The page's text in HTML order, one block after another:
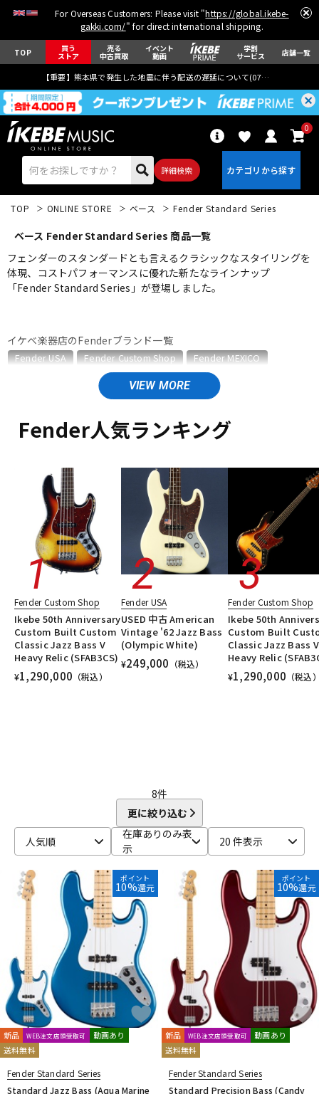
For Overseas Customers: Please visit "https://global.ikebe-
gakki.com/" for direct international shipping.
TOP 買う
ストア
売る
中古買取
イベント
動画
学割
サービス 店舗一覧
【重要】熊本県で発生した地震に伴う配送の遅延について(07月29日
詳細検索
0
エレキギター アコギ/エレアコ
ベース
パーカッション
キーボード 電子ピアノ
管楽器
アンプ エフェクター
DJ機器
DTM オンライン納品 レコーディング機器
TOP ONLINE STORE ベース Fender Standard Series
ベース Fender Standard Series 商品一覧
フェンダーのスタンダードとも言えるクラシックなスタイリングを
体現、コストパフォーマンスに優れた新たなラインナップ
「Fender Standard Series」が登場しました。
イケベ楽器店のFenderブランド一覧
Fender USA Fender Custom Shop
Fender MEXICO
Fender Made in Japan
Fender Standard Series
Fender Japan
Fender Standard Series のカテゴリ
エレキギター/テレキャスター・TLタイプ
ベース
ベース/プレシジョンベースタイプ・PBタイプ
ベース/ジャズベースタイプ・JBタイプ
ユーズド
ヴィンテージ
ALL
Fender人気ランキング
Fender Custom Shop
Ikebe 50th Anniversary
Custom Built Custom
Classic Jazz Bass V
Heavy Relic (SFAB3CS)
¥1,290,000 （税込）
Fender USA
USED 中古 American
Vintage '62 Jazz Bass
(Olympic White)
¥249,000 （税込）
Fender Custom Shop
Ikebe 50th
Custom Built
Classic Jazz Bass V
Heavy Relic
¥1,290,000 （税込
8件
更に絞り込む
人気順
在庫ありのみ表
示
20 件表示
ポイント
10%還元
新品 WEB注文店頭受取可
動画あり
送料無料
Fender Standard Series
Standard Jazz Bass (Aqua Marine
ポイント
10%還元
新品 WEB注文店頭受取可
動画あり
送料無料
Fender Standard Series
Standard Precision Bass (Candy